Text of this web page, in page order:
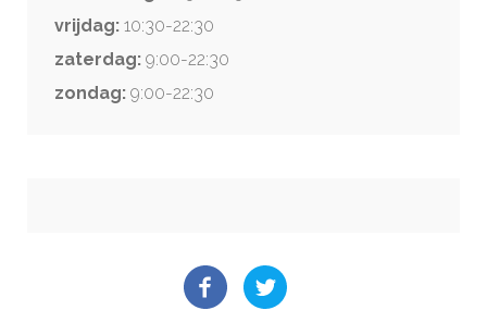
vrijdag: 10:30-22:30
zaterdag: 9:00-22:30
zondag: 9:00-22:30